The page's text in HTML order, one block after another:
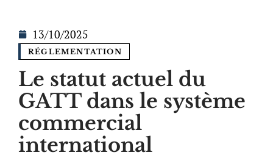
13/10/2025
RÉGLEMENTATION
Le statut actuel du
GATT dans le système
commercial
international